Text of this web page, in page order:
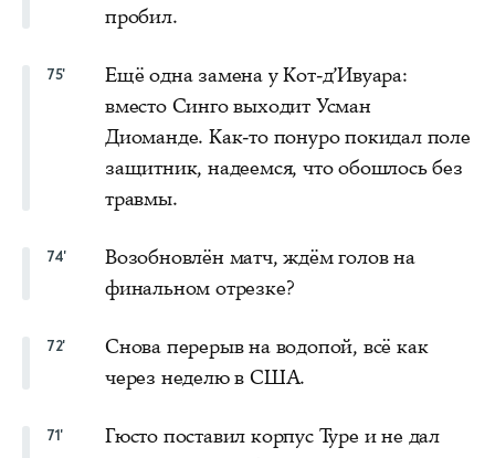
пробил.
75'
Ещё одна замена у Кот-д’Ивуара:
вместо Синго выходит Усман
Диоманде. Как-то понуро покидал поле
защитник, надеемся, что обошлось без
травмы.
74'
Возобновлён матч, ждём голов на
финальном отрезке?
72'
Снова перерыв на водопой, всё как
через неделю в США.
71'
Гюсто поставил корпус Туре и не дал